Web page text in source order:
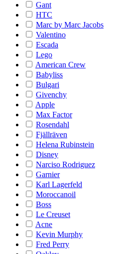
Gant
HTC
Marc by Marc Jacobs
Valentino
Escada
Lego
American Crew
Babyliss
Bulgari
Givenchy
Apple
Max Factor
Rosendahl
Fjällräven
Helena Rubinstein
Disney
Narciso Rodriguez
Garnier
Karl Lagerfeld
Moroccanoil
Boss
Le Creuset
Acne
Kevin Murphy
Fred Perry